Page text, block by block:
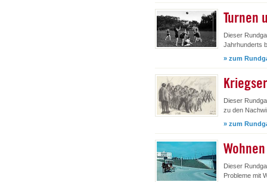
Turnen
Dieser
Jahrhunderts
» zum
Dieser
zu den
» zum
Dieser
Probleme mit